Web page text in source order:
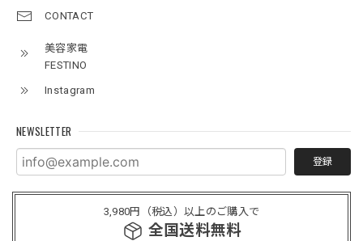
CONTACT
美容家電
FESTINO
Instagram
NEWSLETTER
登録
3,980円（税込）以上のご購入で
全国送料無料